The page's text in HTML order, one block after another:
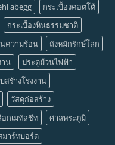
abegg
กระเบื้องคอตโต้
กระเบื้องหินธรรมชาติ
ความร้อน
ถังหมักรักษ์โลก
าน
ประตูม้วนไฟฟ้า
สร้างโรงงาน
วัสดุก่อสร้าง
อกเมทัลชีท
ศาลพระภูมิ
มาร์ทบอร์ด